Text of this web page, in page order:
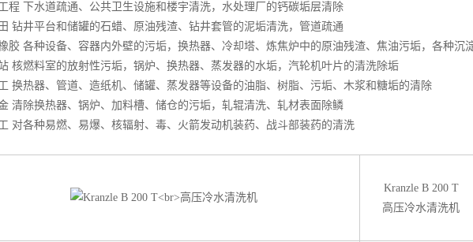
下水道疏通、公共卫生设施和楼宇清洗，水处理厂的钙碳垢层清除
平台和储罐的石蜡、原油残渣、钻井套管的泥垢清洗，管道疏通
各种设备、容器内外壁的污垢，换热器、冷却塔、炼焦炉中的原油残渣、焦油污垢，各种沉
料室的放射性污垢，锅炉、换热器、蒸发器的水垢，汽轮机叶片的清洗除垢
器、管道、造纸机、储罐、蒸发器等设备的油脂、树脂、污垢、木浆和糖垢的清除
换热器、锅炉、加料槽、储仓的污垢，轧辊清洗、轧材表面除鳞
种易燃、易爆、核辐射、毒、火箭发动机装药、战斗部装药的清洗
Kranzle B 200 T
高压冷水清洗机